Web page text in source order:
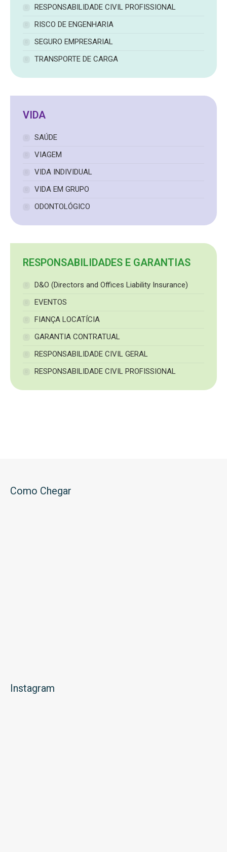
RESPONSABILIDADE CIVIL PROFISSIONAL
RISCO DE ENGENHARIA
SEGURO EMPRESARIAL
TRANSPORTE DE CARGA
VIDA
SAÚDE
VIAGEM
VIDA INDIVIDUAL
VIDA EM GRUPO
ODONTOLÓGICO
RESPONSABILIDADES E GARANTIAS
D&O (Directors and Offices Liability Insurance)
EVENTOS
FIANÇA LOCATÍCIA
GARANTIA CONTRATUAL
RESPONSABILIDADE CIVIL GERAL
RESPONSABILIDADE CIVIL PROFISSIONAL
Como Chegar
Instagram